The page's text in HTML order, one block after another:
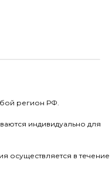
регион РФ.
индивидуально для
осуществляется в течение